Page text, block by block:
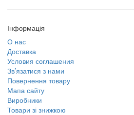
Інформація
О нас
Доставка
Условия соглашения
Зв’язатися з нами
Повернення товару
Мапа сайту
Виробники
Товари зі знижкою